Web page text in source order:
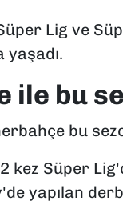
Süper Lig ve
yaşadı.
ile bu
bu
kez Süper
yapılan